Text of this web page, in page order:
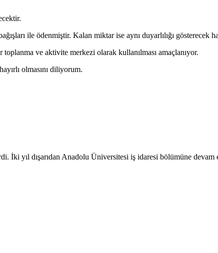
ile ödenmiştir. Kalan miktar ise aynı duyarlılığı gösterecek
ve aktivite merkezi olarak kullanılması amaçlanıyor.
olmasını diliyorum.
İki yıl dışarıdan Anadolu Üniversitesi iş idaresi bölümüne